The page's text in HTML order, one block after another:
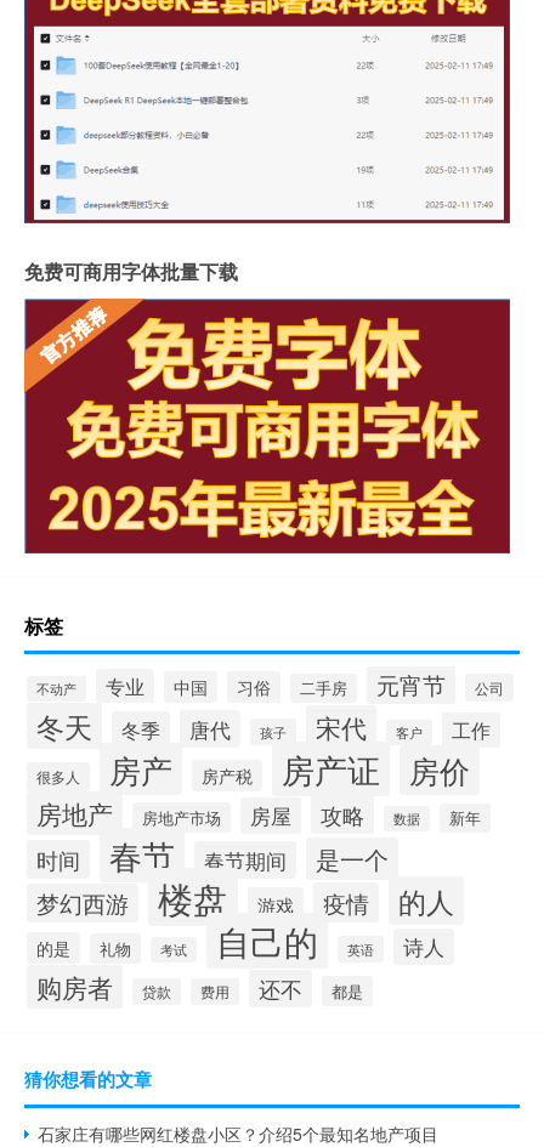
免费可商用字体批量下载
标签
不动产 专业 中国 习俗 二手房 元宵节 公司
冬天 冬季 唐代 孩子 宋代 客户 工作
很多人 房产 房产税 房产证 房价
房地产 房地产市场 房屋 攻略 数据 新年
时间 春节 春节期间 是一个
梦幻西游 楼盘 游戏 疫情 的人
的是 礼物 考试 自己的 英语 诗人
购房者 贷款 费用 还不 都是
猜你想看的文章
石家庄有哪些网红楼盘小区？介绍5个最知名地产项目